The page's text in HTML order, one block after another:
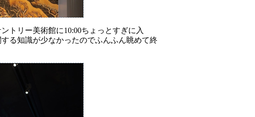
トリー美術館に10:00ちょっとすぎに入
る知識が少なかったのでふんふん眺めて終